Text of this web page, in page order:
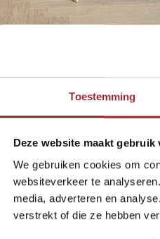
Toestemming
Deze website maakt gebruik
We gebruiken cookies om
websiteverkeer te
media, adverteren en
verstrekt of die ze hebben
Andere